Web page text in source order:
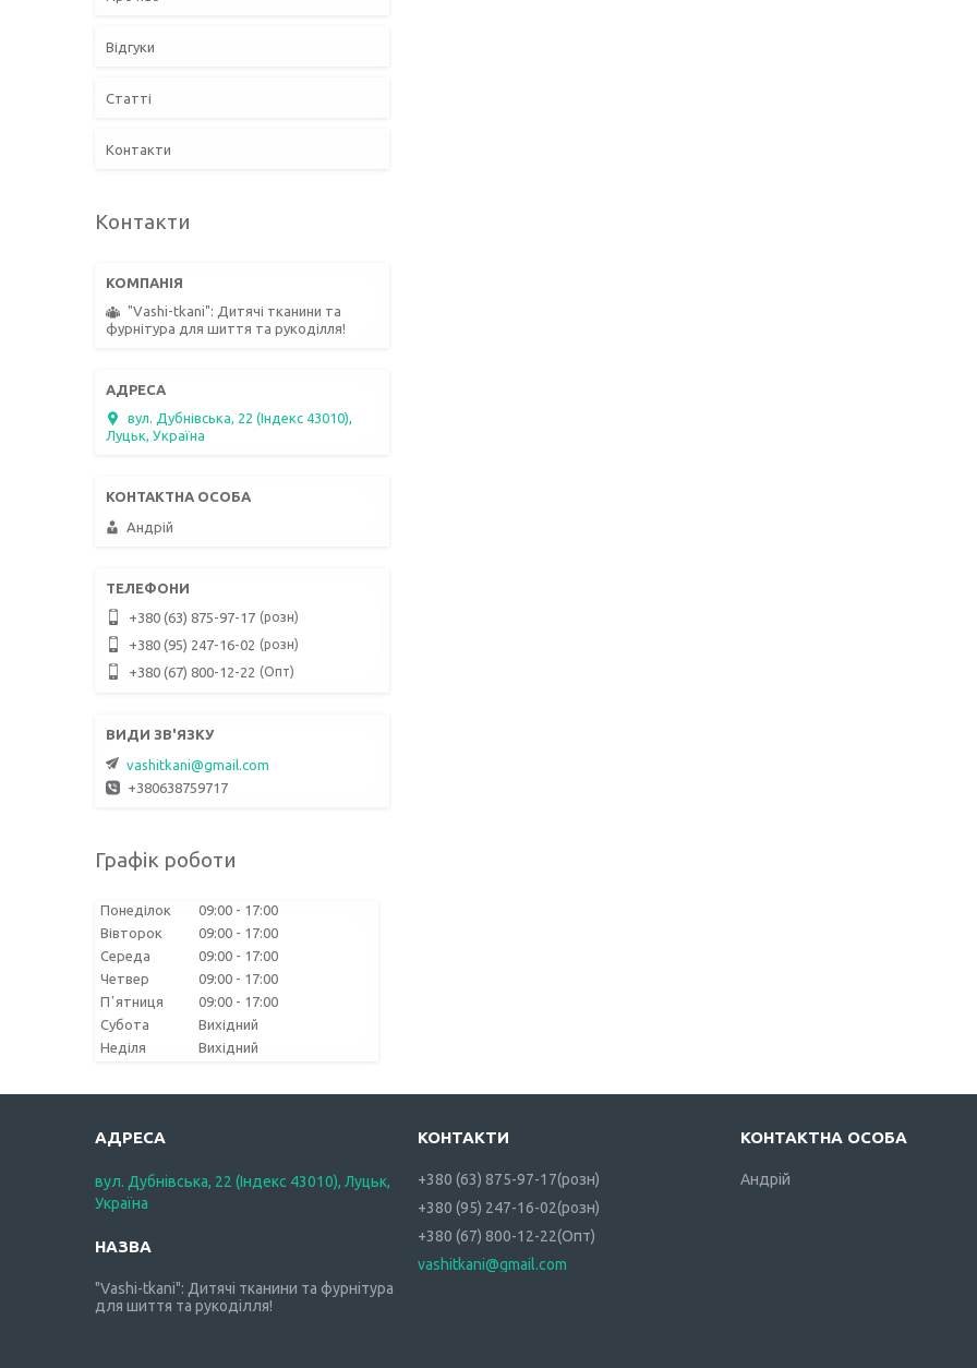
Відгуки
Статті
Контакти
Контакти
"Vashi-tkani": Дитячі тканини та
фурнітура для шиття та рукоділля!
вул. Дубнівська, 22 (Індекс 43010),
Луцьк, Україна
Андрій
+380 (63) 875-97-17 розн
+380 (95) 247-16-02 розн
+380 (67) 800-12-22 Опт
vashitkani@gmail.com
+380638759717
Графік роботи
Понеділок 09:00
17:00
Вівторок
09:00
17:00
Середа
09:00
17:00
Четвер
09:00
17:00
Пʼятниця
09:00
17:00
Субота
Вихідний
Неділя
Вихідний
вул. Дубнівська, 22 (Індекс 43010), Луцьк,
Україна
"Vashi-tkani": Дитячі тканини та фурнітура
для шиття та рукоділля!
+380 (63) 875-97-17 розн
+380 (95) 247-16-02 розн
+380 (67) 800-12-22 Опт
vashitkani@gmail.com
Андрій